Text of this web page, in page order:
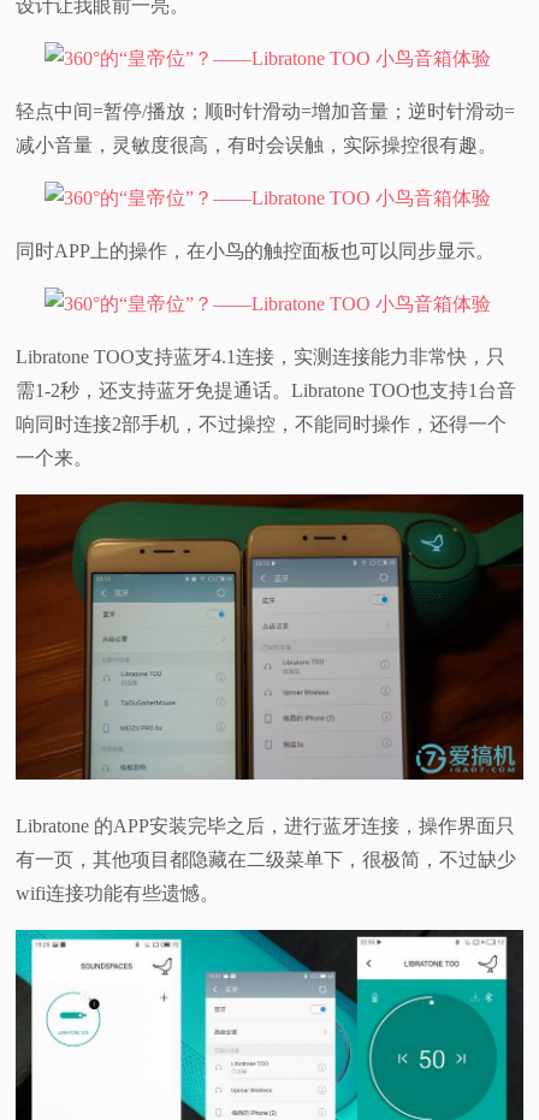
设计让我眼前一亮。
轻点中间=暂停/播放；顺时针滑动=增加音量；逆时针滑动=
减小音量，灵敏度很高，有时会误触，实际操控很有趣。
同时APP上的操作，在小鸟的触控面板也可以同步显示。
Libratone TOO支持蓝牙4.1连接，实测连接能力非常快，只
需1-2秒，还支持蓝牙免提通话。Libratone TOO也支持1台音
响同时连接2部手机，不过操控，不能同时操作，还得一个
一个来。
Libratone 的APP安装完毕之后，进行蓝牙连接，操作界面只
有一页，其他项目都隐藏在二级菜单下，很极简，不过缺少
wifi连接功能有些遗憾。